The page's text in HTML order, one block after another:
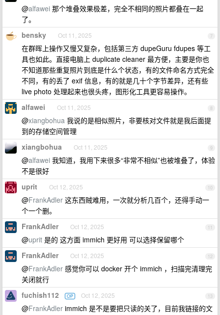
@alfawei 那个堆叠效果极差，完全不相同的照片都叠在一起
了。
7
bensky Oct 11, 2025
在群晖上操作又慢又复杂，包括第三方 dupeGuru fdupes 等工
具也如此。直接电脑上 duplicate cleaner 最方便，主要是你也
不知道那些重复照片到底是什么个状态，有的文件命名方式完全
不同，有的丢了 exif 信息，有的就是几十个字节差异，还有些
live photo 处理起来也很头疼，图形化工具更容易操作。
8
alfawei Oct 11, 2025
@xiangbohua 我说的是相似照片，非要核对文件就是我后面提
到的存储空间管理
9
xiangbohua Oct 11, 2025
@alfawei 我知道，我用下来很多“非常不相似”也被堆叠了，体验
不是很好
10
uprit Oct 12, 2025
@FrankAdler 这东西贼难用，一次就分析几百个，还得手动一
个一个删。
11
FrankAdler Oct 12, 2025
@uprit 是的 这方面 immich 更好用 可以选择保留哪个
12
FrankAdler Oct 12, 2025
@FrankAdler 感觉你可以 docker 开个 immich ，扫描完清理完
关闭就行
13
fuchish112 OP Oct 12, 2025
@FrankAdler immich 是不是要把只读的关了，目前我链接的文